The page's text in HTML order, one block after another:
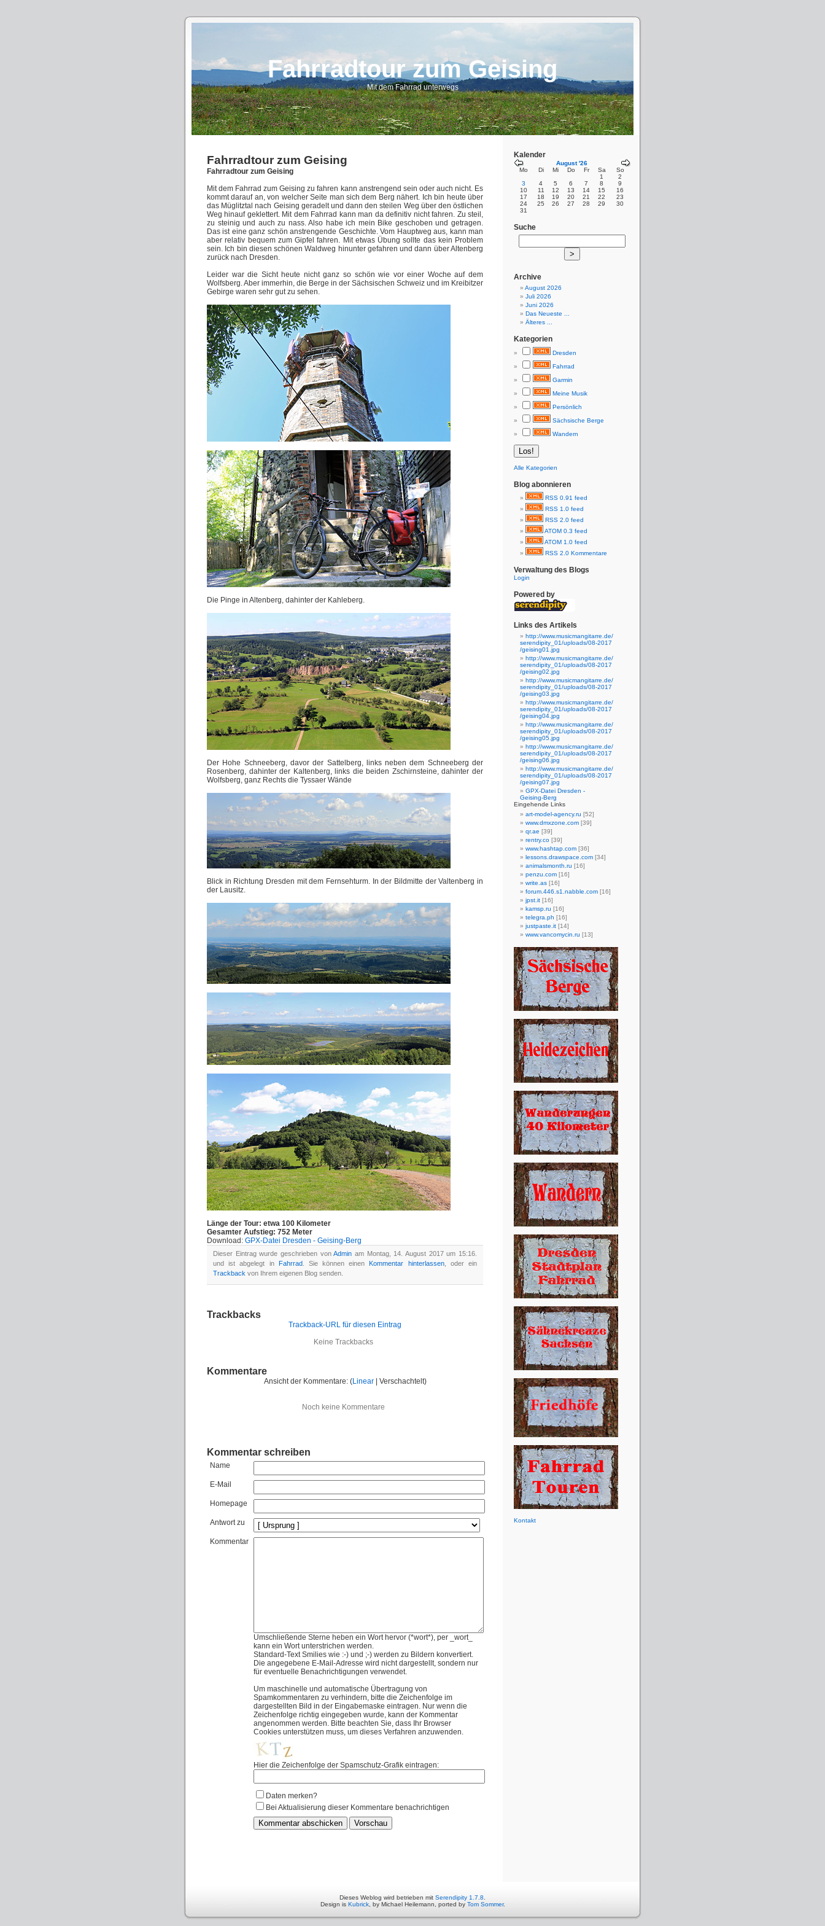
Fahrradtour zum Geising
Mit dem Fahrrad unterwegs
Fahrradtour zum Geising
Fahrradtour zum Geising
Mit dem Fahrrad zum Geising zu fahren kann anstrengend sein oder auch nicht. Es
kommt darauf an, von welcher Seite man sich dem Berg nähert. Ich bin heute über
das Müglitztal nach Geising geradelt und dann den steilen Weg über den östlichen
Weg hinauf geklettert. Mit dem Fahrrad kann man da definitiv nicht fahren. Zu steil,
zu steinig und auch zu nass. Also habe ich mein Bike geschoben und getragen.
Das ist eine ganz schön anstrengende Geschichte. Vom Hauptweg aus, kann man
aber relativ bequem zum Gipfel fahren. Mit etwas Übung sollte das kein Problem
sein. Ich bin diesen schönen Waldweg hinunter gefahren und dann über Altenberg
zurück nach Dresden.
Leider war die Sicht heute nicht ganz so schön wie vor einer Woche auf dem
Wolfsberg. Aber immerhin, die Berge in der Sächsischen Schweiz und im Kreibitzer
Gebirge waren sehr gut zu sehen.
Die Pinge in Altenberg, dahinter der Kahleberg.
Der Hohe Schneeberg, davor der Sattelberg, links neben dem Schneeberg der
Rosenberg, dahinter der Kaltenberg, links die beiden Zschirnsteine, dahinter der
Wolfsberg, ganz Rechts die Tyssaer Wände
Blick in Richtung Dresden mit dem Fernsehturm. In der Bildmitte der Valtenberg in
der Lausitz.
Länge der Tour: etwa 100 Kilometer
Gesamter Aufstieg: 752 Meter
Download: GPX-Datei Dresden - Geising-Berg
Dieser Eintrag wurde geschrieben vonAdmin am Montag, 14. August 2017 um 15:16.
und ist abgelegt in Fahrrad. Sie können einenKommentar hinterlassen, oder ein
Trackback von Ihrem eigenen Blog senden.
Trackbacks
Trackback-URL für diesen Eintrag
Keine Trackbacks
Kommentare
Ansicht der Kommentare: (Linear| Verschachtelt)
Noch keine Kommentare
Kommentar schreiben
Name
E-Mail
Homepage
Antwort zu
Kommentar
Umschließende Sterne heben ein Wort hervor (*wort*), per _wort_
kann ein Wort unterstrichen werden.
Standard-Text Smilies wie :-) und ;-) werden zu Bildern konvertiert.
Die angegebene E-Mail-Adresse wird nicht dargestellt, sondern nur
für eventuelle Benachrichtigungen verwendet.
Um maschinelle und automatische Übertragung von
Spamkommentaren zu verhindern, bitte die Zeichenfolge im
dargestellten Bild in der Eingabemaske eintragen. Nur wenn die
Zeichenfolge richtig eingegeben wurde, kann der Kommentar
angenommen werden. Bitte beachten Sie, dass Ihr Browser
Cookies unterstützen muss, um dieses Verfahren anzuwenden.
Hier die Zeichenfolge der Spamschutz-Grafik eintragen:
Daten merken?
Bei Aktualisierung dieser Kommentare benachrichtigen
Kalender
August '26
Mo
Di Mi Do Fr Sa
So
1
2
3
4 5 6 7 8
9
10
11 12 13 14 15
16
17
18 19 20 21 22
23
24
25 26 27 28 29
30
31
Suche
Archive
August 2026
Juli 2026
Juni 2026
Das Neueste ...
Älteres ...
Kategorien
Dresden
Fahrrad
Garmin
Meine Musik
Persönlich
Sächsische Berge
Wandern
Alle Kategorien
Blog abonnieren
RSS 0.91 feed
RSS 1.0 feed
RSS 2.0 feed
ATOM 0.3 feed
ATOM 1.0 feed
RSS 2.0 Kommentare
Verwaltung des Blogs
Login
Powered by
Links des Artikels
http://www.musicmangitarre.de/
serendipity_01/uploads/08-2017
/geising01.jpg
http://www.musicmangitarre.de/
serendipity_01/uploads/08-2017
/geising02.jpg
http://www.musicmangitarre.de/
serendipity_01/uploads/08-2017
/geising03.jpg
http://www.musicmangitarre.de/
serendipity_01/uploads/08-2017
/geising04.jpg
http://www.musicmangitarre.de/
serendipity_01/uploads/08-2017
/geising05.jpg
http://www.musicmangitarre.de/
serendipity_01/uploads/08-2017
/geising06.jpg
http://www.musicmangitarre.de/
serendipity_01/uploads/08-2017
/geising07.jpg
GPX-Datei Dresden -
Geising-Berg
Eingehende Links
art-model-agency.ru [52]
www.dmxzone.com [39]
qr.ae [39]
rentry.co [39]
www.hashtap.com [36]
lessons.drawspace.com [34]
animalsmonth.ru [16]
penzu.com [16]
write.as [16]
forum.446.s1.nabble.com [16]
jpst.it [16]
kamsp.ru [16]
telegra.ph [16]
justpaste.it [14]
www.vancomycin.ru [13]
Kontakt
Dieses Weblog wird betrieben mit Serendipity 1.7.8
Design is Kubrick, by Michael Heilemann, ported by Tom Sommer.